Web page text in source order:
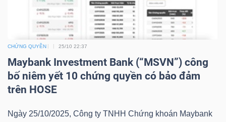
CHỨNG QUYỀN 25/10 22:37
Maybank Investment Bank (“MSVN”) công
bố niêm yết 10 chứng quyền có bảo đảm
trên HOSE
Ngày 25/10/2025, Công ty TNHH Chứng khoán Maybank
LƯỢNG
NGUYÊN
VẬT
LIỆU